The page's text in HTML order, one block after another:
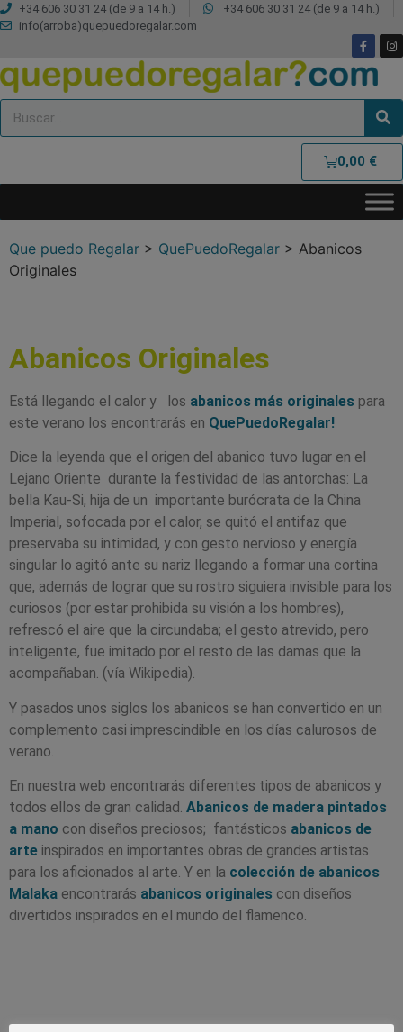
+34 606 30 31 24 (de 9 a 14 h.)
+34 606 30 31 24 (de 9 a 14 h.)
info(arroba)quepuedoregalar.com
0,00 €
Que puedo Regalar > QuePuedoRegalar > Abanicos
Originales
Abanicos Originales
Está llegando el calor y los abanicos más originales para
este verano los encontrarás en QuePuedoRegalar!
Dice la leyenda que el origen del abanico tuvo lugar en el
Lejano Oriente durante la festividad de las antorchas: La
bella Kau-Si, hija de un importante burócrata de la China
Imperial, sofocada por el calor, se quitó el antifaz que
preservaba su intimidad, y con gesto nervioso y energía
singular lo agitó ante su nariz llegando a formar una cortina
que, además de lograr que su rostro siguiera invisible para los
curiosos (por estar prohibida su visión a los hombres),
refrescó el aire que la circundaba; el gesto atrevido, pero
inteligente, fue imitado por el resto de las damas que la
acompañaban. (vía Wikipedia).
Y pasados unos siglos los abanicos se han convertido en un
complemento casi imprescindible en los días calurosos de
verano.
En nuestra web encontrarás diferentes tipos de abanicos y
todos ellos de gran calidad. Abanicos de madera pintados
a mano con diseños preciosos; fantásticos abanicos de
arte inspirados en importantes obras de grandes artistas
para los aficionados al arte. Y en la colección de abanicos
Malaka encontrarás abanicos originales con diseños
divertidos inspirados en el mundo del flamenco.